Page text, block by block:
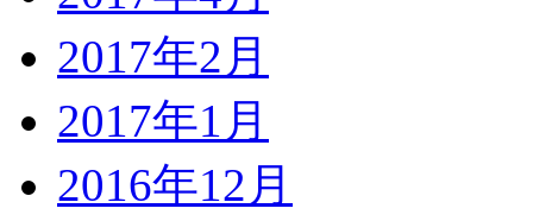
2017年2月
2017年1月
2016年12月